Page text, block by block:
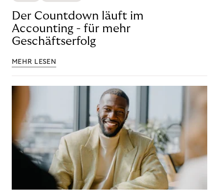
Der Countdown läuft im
Accounting - für mehr
Geschäftserfolg
MEHR LESEN